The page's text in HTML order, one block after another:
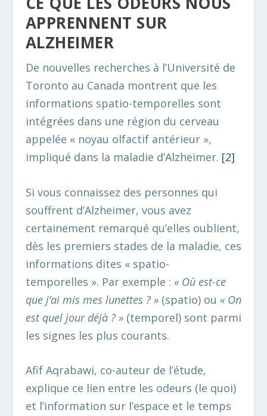
APPRENNENT SUR
ALZHEIMER
De nouvelles recherches à l’Université de
Toronto au Canada montrent que les
informations spatio-temporelles sont
intégrées dans une région du cerveau
appelée « noyau olfactif antérieur »,
impliqué dans la maladie d’Alzheimer. [2]
Si vous connaissez des personnes qui
souffrent d’Alzheimer, vous avez
certainement remarqué qu’elles oublient,
dès les premiers stades de la maladie, ces
informations dites « spatio-
temporelles ». Par exemple : « Où est-ce
que j’ai mis mes lunettes ? »(spatio) ou « On
est quel jour déjà ? »(temporel) sont parmi
les signes les plus courants.
Afif Aqrabawi, co-auteur de l’étude,
explique ce lien entre les odeurs (le quoi)
et l’information sur l’espace et le temps